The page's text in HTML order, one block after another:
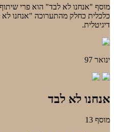
מוסף "אנחנו לא לבד" הוא פרי
כלכלית כחלק מהתערוכה "אנחנו
דיגיטלית.
ינואר 97
אנחנו לא לבד
מוסף 13